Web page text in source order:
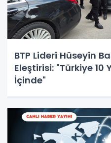
BTP Lideri Hüseyin
Eleştirisi: "Türkiye 10
İçinde"